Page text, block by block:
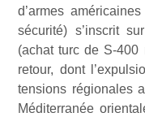
d’armes
sécurité) s’inscrit
(achat turc de S-400
retour, dont
tensions régionales
Méditerranée